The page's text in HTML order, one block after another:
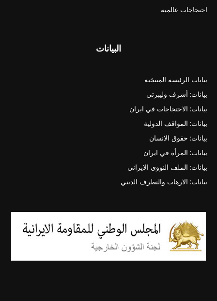
احتجاجات عالمية
البيانات
بيانات الرئيسة المنتخبة
بيانات: أشرف وليبرتي
بيانات: الاحتجاجات في ايران
بيانات: المواقف الدولية
بيانات: حقوق الانسان
بيانات: المرأة في ايران
بيانات: الملف النووي الايراني
بيانات: الارهاب والتطرف الديني